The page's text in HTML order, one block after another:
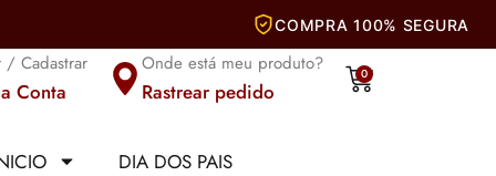
/ Cadastrar
Conta
Onde está meu produto?
Rastrear pedido
0
Carrinho
DIA DOS PAIS